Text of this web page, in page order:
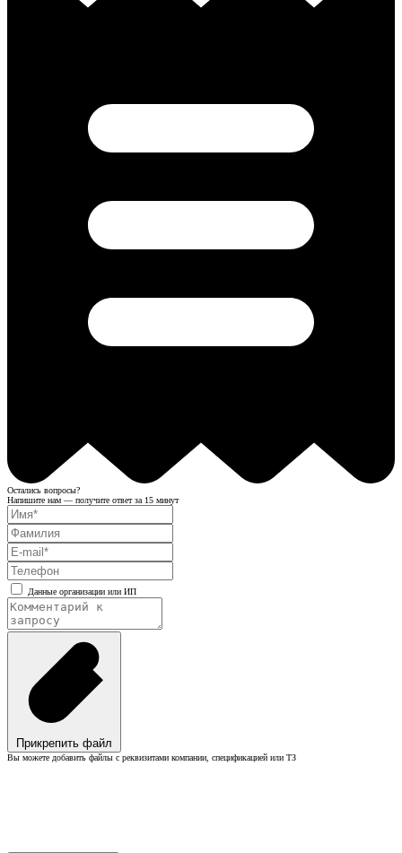
Остались вопросы?
Напишите нам — получите ответ за 15 минут
Данные организации или ИП
Прикрепить файл
Вы можете добавить файлы с реквизитами компании, спецификацией или ТЗ